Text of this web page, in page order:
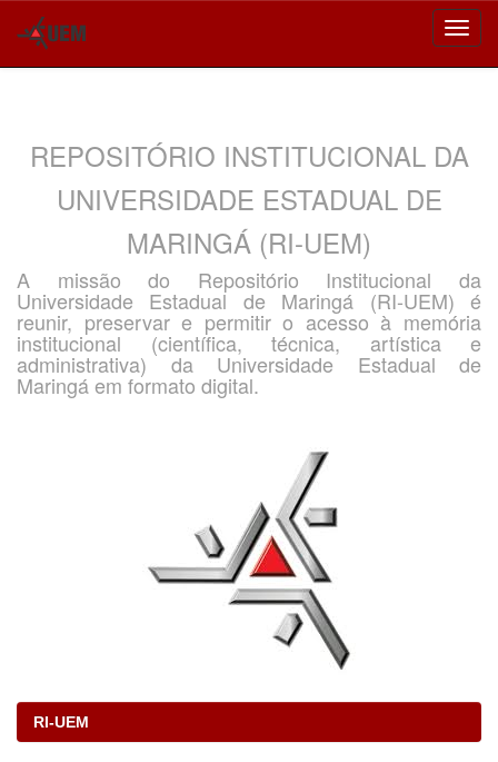
REPOSITÓRIO INSTITUCIONAL DA
UNIVERSIDADE ESTADUAL DE
MARINGÁ (RI-UEM)
A missão do Repositório Institucional da
Universidade Estadual de Maringá (RI-UEM) é
reunir, preservar e permitir o acesso à memória
institucional (científica, técnica, artística e
administrativa) da Universidade Estadual de
Maringá em formato digital.
RI-UEM